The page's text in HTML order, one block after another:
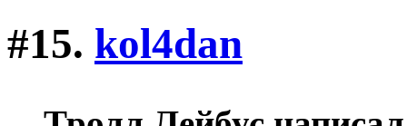
#15. kol4dan